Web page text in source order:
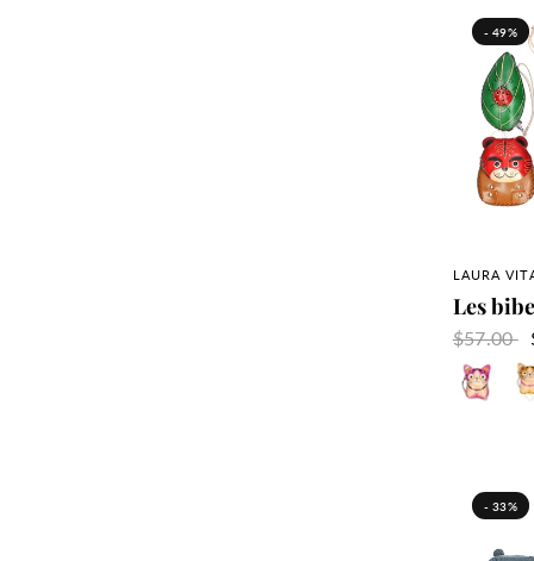
- 49%
LAURA
Les
$57.00
Rose
Bordeaux
- 33%